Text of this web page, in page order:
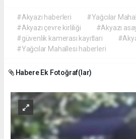
#Akyazı haberleri
#Yağcılar
#Akyazı çevre kirliliği
#Akyazı
#güvenlik kamerası kayıtları
#Yağcılar Mahallesi haberleri
Habere Ek Fotoğraf(lar)